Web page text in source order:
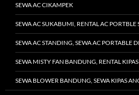
SEWA AC CIKAMPEK
SEWA AC SUKABUMI, RENTAL AC
SEWA AC STANDING, SEWA AC PORTABLE
SEWA MISTY FAN BANDUNG, RENTAL
SEWA BLOWER BANDUNG, SEWA KIPAS